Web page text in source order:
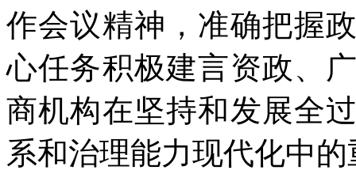
作会议精神，准确把握
心任务积极建言资政、
商机构在坚持和发展全
系和治理能力现代化中